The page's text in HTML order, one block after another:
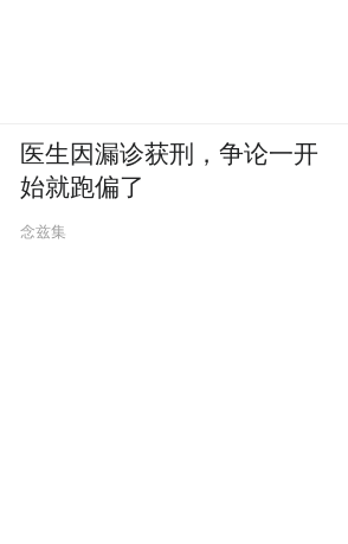
医生因漏诊获刑，争论一开
始就跑偏了
念兹集